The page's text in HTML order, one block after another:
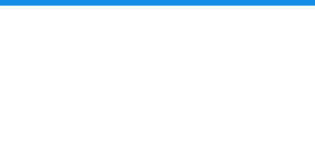
的服务脱颖而出。选择北京顺康陪诊服务，意味着您将享受到以下优